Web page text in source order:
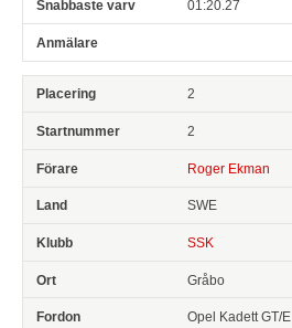
01:20.27
2
2
Roger Ekman
SWE
SSK
Gråbo
Opel Kadett GT/E